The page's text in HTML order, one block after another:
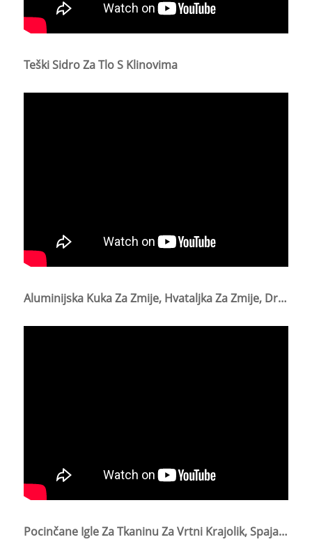
Teški Sidro Za Tlo S Klinovima
Aluminijska Kuka Za Zmije, Hvataljka Za Zmije, Drška Za Zmije
Pocinčane Igle Za Tkaninu Za Vrtni Krajolik, Spajalice Za Travnjak, Koriste Se Za Pričvršćivanje Travnjaka Na Tlo